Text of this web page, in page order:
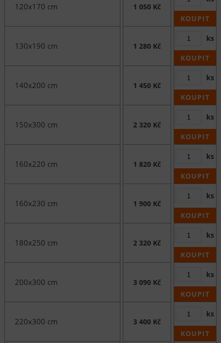
120x170 cm 1 050 Kč
KOUPIT
130x190 cm 1 280 Kč
ks
KOUPIT
140x200 cm 1 450 Kč
ks
KOUPIT
150x300 cm 2 320 Kč
ks
KOUPIT
160x220 cm 1 820 Kč
ks
KOUPIT
160x230 cm 1 900 Kč
ks
KOUPIT
180x250 cm 2 320 Kč
ks
KOUPIT
200x300 cm 3 090 Kč
ks
KOUPIT
220x300 cm 3 400 Kč
ks
KOUPIT